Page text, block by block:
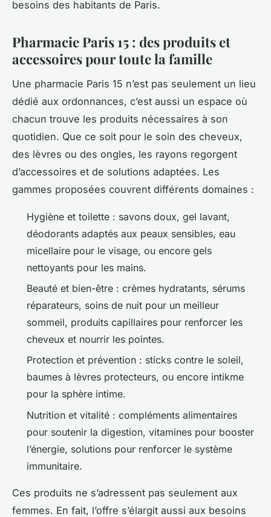
besoins des habitants de Paris.
Pharmacie Paris 15 : des produits et
accessoires pour toute la famille
Une pharmacie Paris 15 n’est pas seulement un lieu
dédié aux ordonnances, c’est aussi un espace où
chacun trouve les produits nécessaires à son
quotidien. Que ce soit pour le soin des cheveux,
des lèvres ou des ongles, les rayons regorgent
d’accessoires et de solutions adaptées. Les
gammes proposées couvrent différents domaines :
Hygiène et toilette : savons doux, gel lavant,
déodorants adaptés aux peaux sensibles, eau
micellaire pour le visage, ou encore gels
nettoyants pour les mains.
Beauté et bien-être : crèmes hydratants, sérums
réparateurs, soins de nuit pour un meilleur
sommeil, produits capillaires pour renforcer les
cheveux et nourrir les pointes.
Protection et prévention : sticks contre le soleil,
baumes à lèvres protecteurs, ou encore intikme
pour la sphère intime.
Nutrition et vitalité : compléments alimentaires
pour soutenir la digestion, vitamines pour booster
l’énergie, solutions pour renforcer le système
immunitaire.
Ces produits ne s’adressent pas seulement aux
femmes. En fait, l’offre s’élargit aussi aux besoins